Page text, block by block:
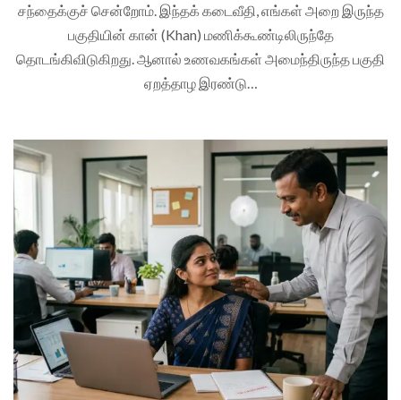
சந்தைக்குச் சென்றோம். இந்தக் கடைவீதி, எங்கள் அறை இருந்த
பகுதியின் கான் (Khan) மணிக்கூண்டிலிருந்தே
தொடங்கிவிடுகிறது. ஆனால் உணவகங்கள் அமைந்திருந்த பகுதி
ஏறத்தாழ இரண்டு…